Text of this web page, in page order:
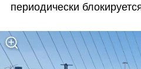
периодически